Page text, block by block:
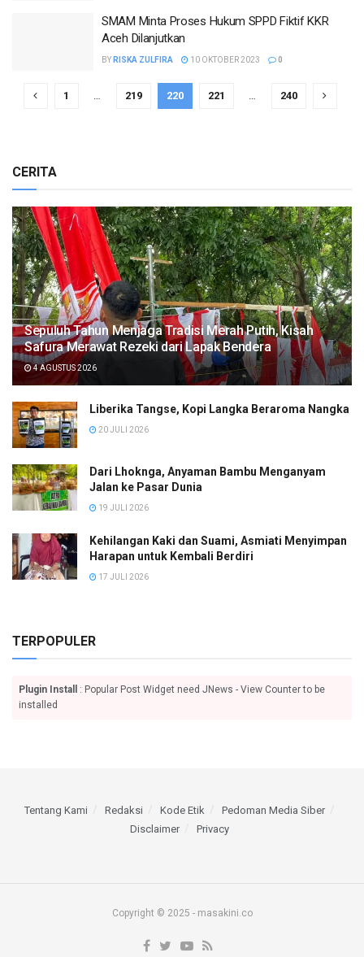
SMAM Minta Proses Hukum SPPD Fiktif KKR
Aceh Dilanjutkan
BY RISKA ZULFIRA 10 OKTOBER 2023 0
1 … 219 220 221 … 240
CERITA
Sepuluh Tahun Menjaga Tradisi Merah Putih, Kisah
Safura Merawat Rezeki dari Lapak Bendera
4 AGUSTUS 2026
Liberika Tangse, Kopi Langka Beraroma Nangka
20 JULI 2026
Dari Lhoknga, Anyaman Bambu Menganyam
Jalan ke Pasar Dunia
19 JULI 2026
Kehilangan Kaki dan Suami, Asmiati Menyimpan
Harapan untuk Kembali Berdiri
17 JULI 2026
TERPOPULER
Plugin Install
: Popular Post Widget need JNews - View Counter to be
installed
Tentang Kami Redaksi Kode Etik
Pedoman Media Siber
Disclaimer
Privacy
Copyright © 2025 - masakini.co